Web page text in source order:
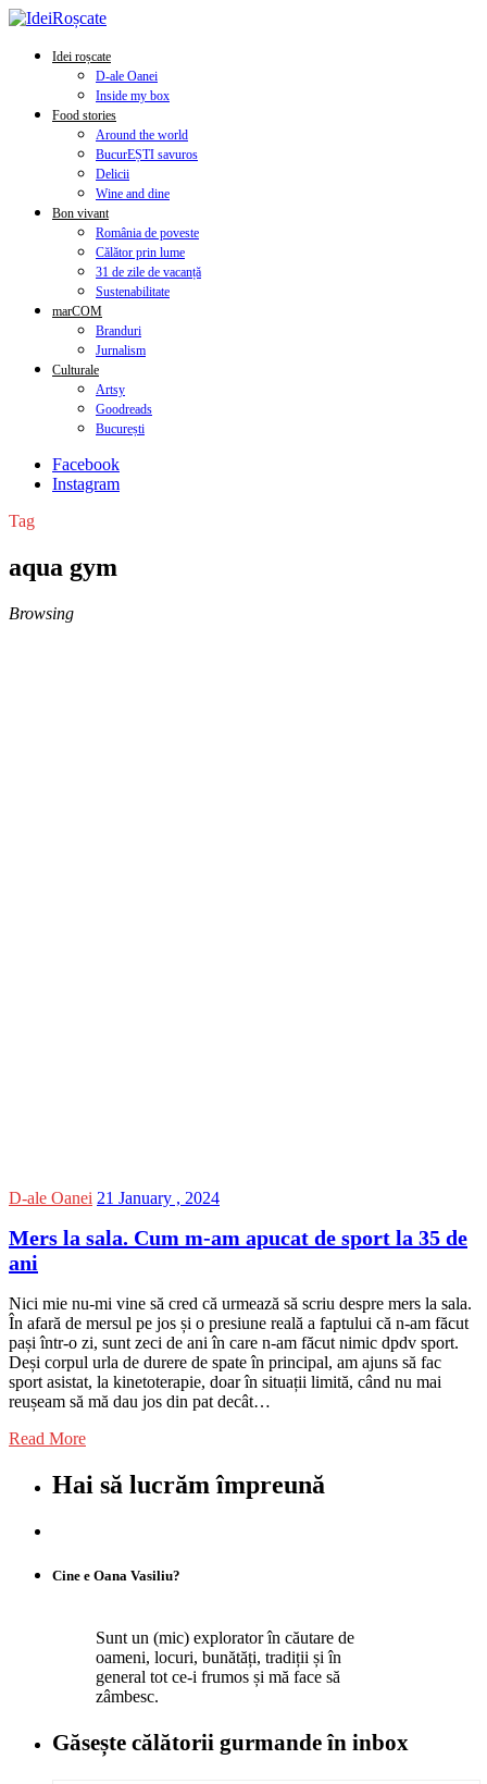
Idei roșcate
D-ale Oanei
Inside my box
Food stories
Around the world
BucurEȘTI savuros
Delicii
Wine and dine
Bon vivant
România de poveste
Călător prin lume
31 de zile de vacanță
Sustenabilitate
marCOM
Branduri
Jurnalism
Culturale
Artsy
Goodreads
București
Facebook
Instagram
Tag
aqua gym
Browsing
D-ale Oanei 21 January , 2024
Mers la sala. Cum m-am apucat de sport la 35 de
ani
Nici mie nu-mi vine să cred că urmează să scriu despre mers la sala.
În afară de mersul pe jos și o presiune reală a faptului că n-am făcut
pași într-o zi, sunt zeci de ani în care n-am făcut nimic dpdv sport.
Deși corpul urla de durere de spate în principal, am ajuns să fac
sport asistat, la kinetoterapie, doar în situații limită, când nu mai
reușeam să mă dau jos din pat decât…
Read More
Hai să lucrăm împreună
Cine e Oana Vasiliu?
Sunt un (mic) explorator în căutare de
oameni, locuri, bunătăți, tradiții și în
general tot ce-i frumos și mă face să
zâmbesc.
Găsește călătorii gurmandeîn inbox